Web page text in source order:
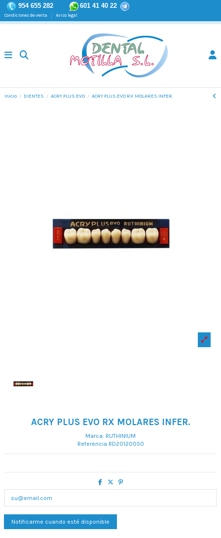
954 655 282 601 41 40 22
Condiciones de venta Aviso legal
Inicio DIENTES ACRY PLUS EVO ACRY PLUS EVO RX MOLARES INFER.
ACRY PLUS EVO RX MOLARES INFER.
Marca: RUTHINIUM
Referencia RD20120050